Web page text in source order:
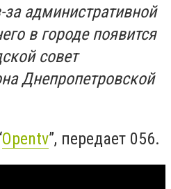
за административной
в городе появится
совет
Днепропетровской
Opentv”, передает 056.